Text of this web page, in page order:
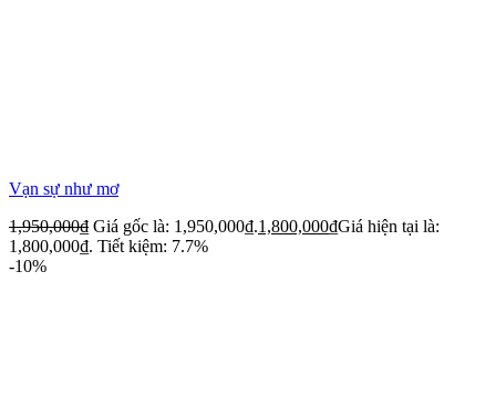
Vạn sự như mơ
1,950,000₫ Giá gốc là: 1,950,000₫.1,800,000₫Giá hiện tại là:
1,800,000₫. Tiết kiệm: 7.7%
-10%